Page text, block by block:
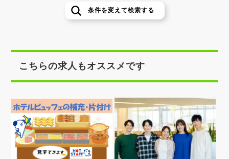
条件を変えて検索する
こちらの求人もオススメです